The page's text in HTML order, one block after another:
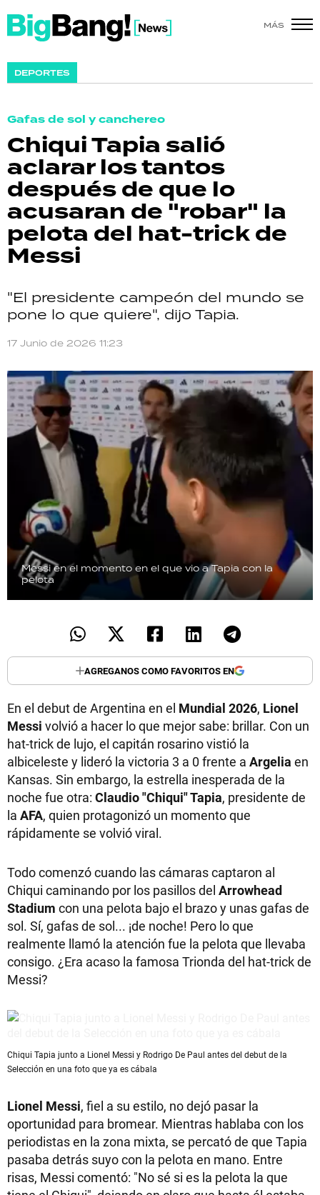
MÁS
DEPORTES
Gafas de sol y canchereo
Chiqui Tapia salió
aclarar los tantos
después de que lo
acusaran de "robar" la
pelota del hat-trick de
Messi
"El presidente campeón del mundo se
pone lo que quiere", dijo Tapia.
17 Junio de 2026 11:23
Messi en el momento en el que vio a Tapia con la
pelota
AGREGANOS COMO FAVORITOS EN
En el debut de Argentina en el Mundial 2026, Lionel
Messi volvió a hacer lo que mejor sabe: brillar. Con un
hat-trick de lujo, el capitán rosarino vistió la
albiceleste y lideró la victoria 3 a 0 frente a Argelia en
Kansas. Sin embargo, la estrella inesperada de la
noche fue otra: Claudio "Chiqui" Tapia, presidente de
la AFA, quien protagonizó un momento que
rápidamente se volvió viral.
Todo comenzó cuando las cámaras captaron al
Chiqui caminando por los pasillos del Arrowhead
Stadium con una pelota bajo el brazo y unas gafas de
sol. Sí, gafas de sol... ¡de noche! Pero lo que
realmente llamó la atención fue la pelota que llevaba
consigo. ¿Era acaso la famosa Trionda del hat-trick de
Messi?
Chiqui Tapia junto a Lionel Messi y Rodrigo De Paul antes del debut de la
Selección en una foto que ya es cábala
Lionel Messi, fiel a su estilo, no dejó pasar la
oportunidad para bromear. Mientras hablaba con los
periodistas en la zona mixta, se percató de que Tapia
pasaba detrás suyo con la pelota en mano. Entre
risas, Messi comentó: "No sé si es la pelota la que
SHOW
ACTUALIDAD
POLICIALES
ECONOMÍA
GRAN HERMANO
SALUD
DEPORTES
TECNOLOGÍA
RECETAS
PALABRAS
HORÓSCOPO
Seguinos